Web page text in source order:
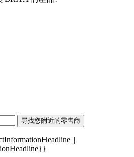
尋找您附近的零售商
||